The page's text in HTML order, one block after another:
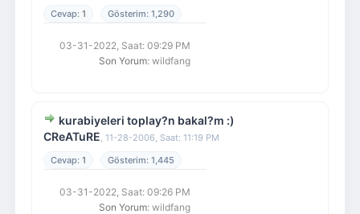
1 1,290
03-31-2022, Saat: 09:29 PM
Son Yorum: wildfang
kurabiyeleri toplay?n bakal?m :)
CReATuRE, 11-28-2006, Saat: 11:19 PM
1
1,445
03-31-2022, Saat: 09:26 PM
Son Yorum: wildfang